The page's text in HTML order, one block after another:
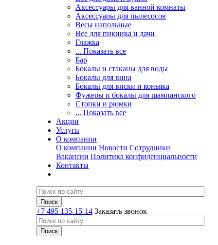
Аксессуары для ванной комнаты
Аксессуары для пылесосов
Весы напольные
Все для пикника и дачи
Глажка
... Показать все
Бар
Бокалы и стаканы для воды
Бокалы для вина
Бокалы для виски и коньяка
Фужеры и бокалы для шампанского
Стопки и рюмки
... Показать все
Акции
Услуги
О компании
О компании Новости Сотрудники
Вакансии Политика конфиденциальности
Контакты
+7 495 135-15-14 Заказать звонок